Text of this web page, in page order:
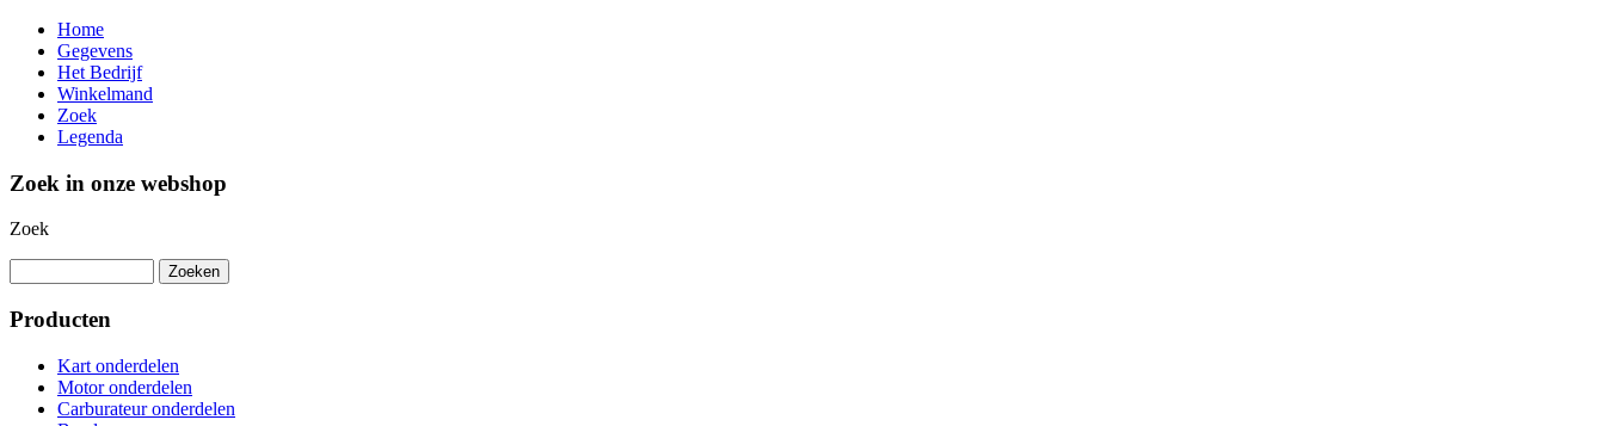
Home
Gegevens
Het Bedrijf
Winkelmand
Zoek
Legenda
Zoek in onze webshop
Zoek
Producten
Kart onderdelen
Motor onderdelen
Carburateur onderdelen